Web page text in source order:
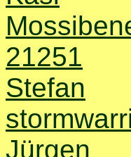
21251
Stefan
Jürgen